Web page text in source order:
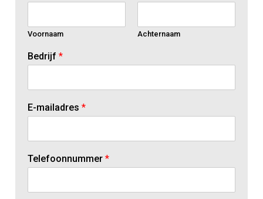
Voornaam Achternaam
Bedrijf *
E-mailadres *
Telefoonnummer *